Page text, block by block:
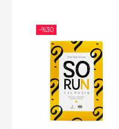
-%30